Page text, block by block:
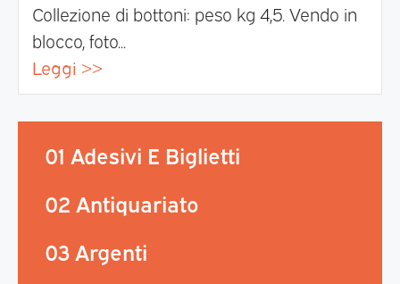
Collezione di bottoni: peso kg 4,5. Vendo in
blocco, foto...
Leggi >>
01 Adesivi E Biglietti
02 Antiquariato
03 Argenti